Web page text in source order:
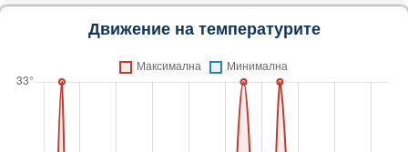
Движение на температурите